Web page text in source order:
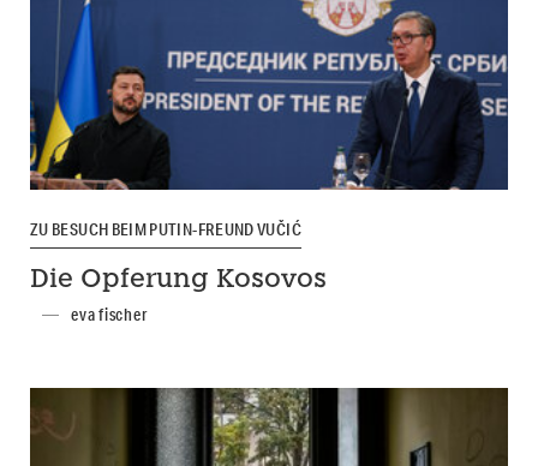
ZU BESUCH BEIM PUTIN-FREUND VUČIĆ
Die Opferung Kosovos
eva fischer